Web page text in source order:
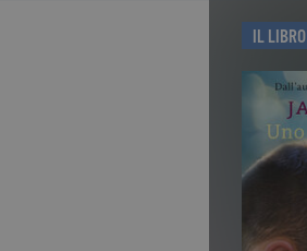
IL LIBRO